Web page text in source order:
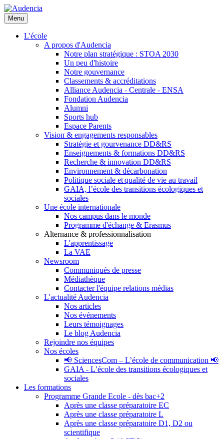
Aller
au
contenu
principal
Menu
L'école
A propos d'Audencia
Notre plan stratégique : STOA 2030
Un peu d'histoire
Notre gouvernance
Classements & accréditations
Alliance Audencia - Centrale - ENSA
Fondation Audencia
Alumni
Sports hub
Espace Parents
Vision & engagements responsables
Stratégie et gourvenance DD&RS
Enseignements & formations DD&RS
Recherche & innovation DD&RS
Environnement & décarbonation
Politique sociale et qualité de vie au travail
GAIA, l’école des transitions écologiques et
sociales
Une école internationale
Nos campus dans le monde
Programme d'échange & Erasmus
Alternance & professionnalisation
L'apprentissage
La VAE
Newsroom
Communiqués de presse
Médiathèque
Contacter l'équipe relations médias
L'actualité Audencia
Nos articles
Nos événements
Leurs témoignages
Le blog Audencia
Rejoindre nos équipes
Nos écoles
📢 SciencesCom – L’école de communication 📢
GAIA - L’école des transitions écologiques et
sociales
Les formations
Programme Grande Ecole - dès bac+2
Après une classe préparatoire EC
Après une classe préparatoire L
Après une classe préparatoire D1, D2 ou
scientifique